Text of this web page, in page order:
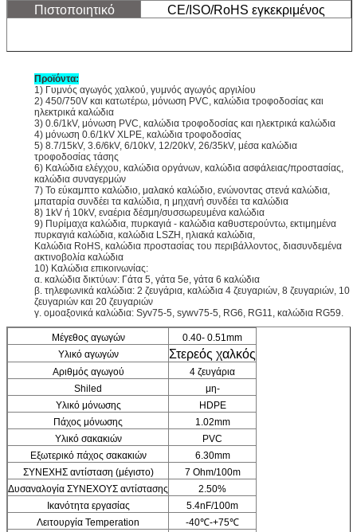
Πιστοποιητικό
CE/ISO/RoHS εγκεκριμένος
Προϊόντα:
1) Γυμνός αγωγός χαλκού, γυμνός αγωγός αργιλίου
2) 450/750V και κατωτέρω, μόνωση PVC, καλώδια τροφοδοσίας και
ηλεκτρικά καλώδια
3) 0.6/1kV, μόνωση PVC, καλώδια τροφοδοσίας και ηλεκτρικά καλώδια
4) μόνωση 0.6/1kV XLPE, καλώδια τροφοδοσίας
5) 8.7/15kV, 3.6/6kV, 6/10kV, 12/20kV, 26/35kV, μέσα καλώδια
τροφοδοσίας τάσης
6) Καλώδια ελέγχου, καλώδια οργάνων, καλώδια ασφάλειας/προστασίας,
καλώδια συναγερμών
7) Το εύκαμπτο καλώδιο, μαλακό καλώδιο, ενώνοντας στενά καλώδια,
μπαταρία συνδέει τα καλώδια, η μηχανή συνδέει τα καλώδια
8) 1kV ή 10kV, εναέρια δέσμη/συσσωρευμένα καλώδια
9) Πυρίμαχα καλώδια, πυρκαγιά - καλώδια καθυστερούντω, εκτιμημένα
πυρκαγιά καλώδια, καλώδια LSZH, ηλιακά καλώδια,
Καλώδια RoHS, καλώδια προστασίας του περιβάλλοντος, διασυνδεμένα
ακτινοβολία καλώδια
10) Καλώδια επικοινωνίας:
α. καλώδια δικτύων: Γάτα 5, γάτα 5e, γάτα 6 καλώδια
β. τηλεφωνικά καλώδια: 2 ζευγάρια, καλώδια 4 ζευγαριών, 8 ζευγαριών, 10
ζευγαριών και 20 ζευγαριών
γ. ομοαξονικά καλώδια: Syv75-5, sywv75-5, RG6, RG11, καλώδια RG59.
Μέγεθος αγωγών
0.40- 0.51mm
Υλικό αγωγών
Στερεός χαλκός
Αριθμός αγωγού
4 ζευγάρια
Shiled
μη-
Υλικό μόνωσης
HDPE
Πάχος μόνωσης
1.02mm
Υλικό σακακιών
PVC
Εξωτερικό πάχος σακακιών
6.30mm
ΣΥΝΕΧΗΣ αντίσταση (μέγιστο)
7 Ohm/100m
Δυσαναλογία ΣΥΝΕΧΟΥΣ αντίστασης
2.50%
Ικανότητα εργασίας
5.4nF/100m
Λειτουργία Temperation
-40℃-+75℃